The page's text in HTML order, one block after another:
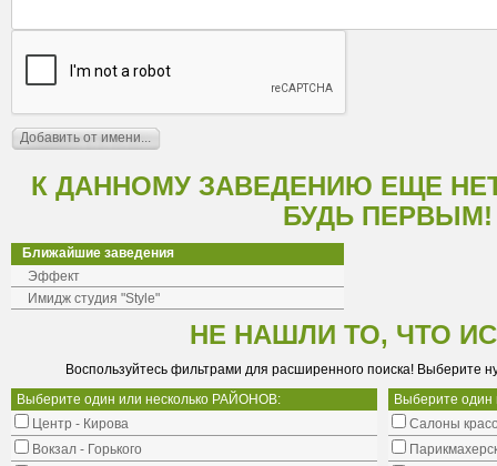
К ДАННОМУ ЗАВЕДЕНИЮ ЕЩЕ
БУДЬ ПЕРВЫМ!
Ближайшие заведения
Эффект
Имидж студия "Style"
НЕ НАШЛИ ТО, ЧТО
Воспользуйтесь фильтрами для расширенного поиска! Выберите
Выберите один или несколько РАЙОНОВ:
Центр - Кирова
Вокзал - Горького
Выберите
Салоны